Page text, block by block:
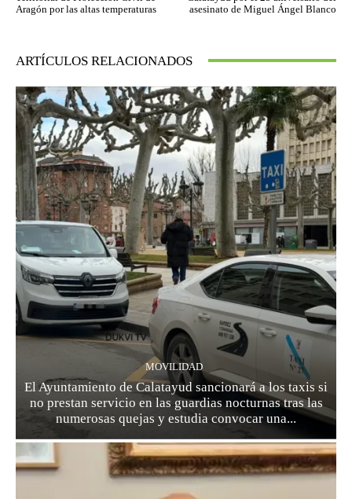
Aragón por las altas temperaturas
asesinato de Miguel Ángel Blanco
ARTÍCULOS RELACIONADOS
MOVILIDAD
El Ayuntamiento de Calatayud sancionará a los taxis si
no prestan servicio en las guardias nocturnas tras las
numerosas quejas y estudia convocar una...